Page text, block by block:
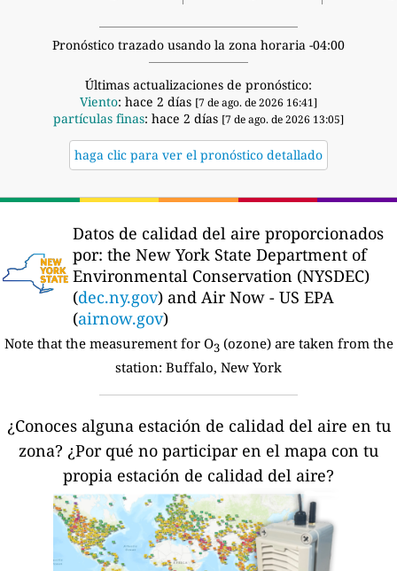
Pronóstico trazado usando la zona horaria -04:00
Últimas actualizaciones de pronóstico:
Viento: hace 2 días [7 de ago. de 2026 16:41]
partículas finas: hace 2 días [7 de ago. de 2026 13:05]
haga clic para ver el pronóstico detallado
Datos de calidad del aire proporcionados
por: the New York State Department of
Environmental Conservation (NYSDEC)
(dec.ny.gov) and Air Now - US EPA
(airnow.gov)
Note that the measurement for O3(ozone) are taken from the
station: Buffalo, New York
¿Conoces alguna estación de calidad del aire en tu
zona? ¿Por qué no participar en el mapa con tu
propia estación de calidad del aire?